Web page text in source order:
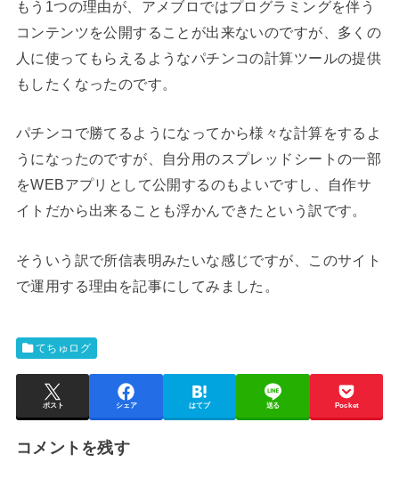
もう1つの理由が、アメブロではプログラミングを伴う
コンテンツを公開することが出来ないのですが、多くの
人に使ってもらえるようなパチンコの計算ツールの提供
もしたくなったのです。
パチンコで勝てるようになってから様々な計算をするよ
うになったのですが、自分用のスプレッドシートの一部
をWEBアプリとして公開するのもよいですし、自作サ
イトだから出来ることも浮かんできたという訳です。
そういう訳で所信表明みたいな感じですが、このサイト
で運用する理由を記事にしてみました。
てちゅログ
ポスト シェア はてブ 送る Pocket
コメントを残す